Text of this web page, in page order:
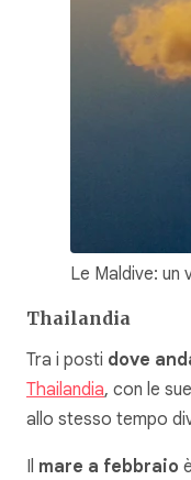
Le Maldive:
Thailandia
Tra i posti dove
Thailandia, con le
allo stesso tempo
Il mare a febbraio